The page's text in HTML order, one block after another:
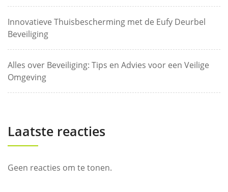
Innovatieve Thuisbescherming met de Eufy Deurbel
Beveiliging
Alles over Beveiliging: Tips en Advies voor een Veilige
Omgeving
Laatste reacties
Geen reacties om te tonen.